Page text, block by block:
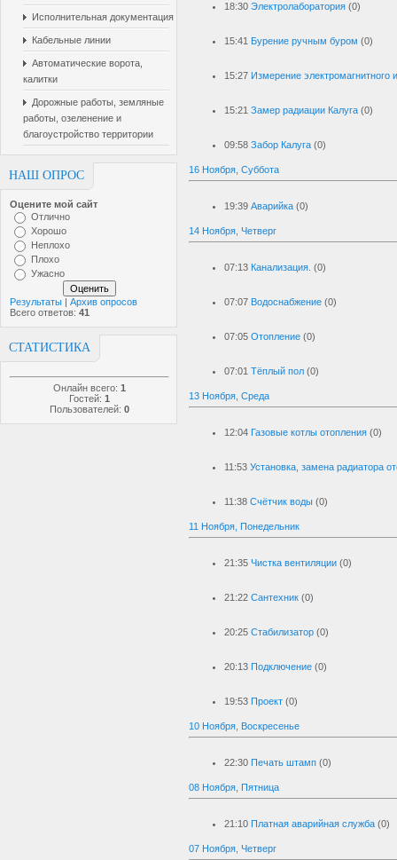
Исполнительная документация
Кабельные линии
Автоматические ворота,
калитки
Дорожные работы, земляные
работы, озеленение и
благоустройство территории
НАШ ОПРОС
Оцените мой сайт
Отлично
Хорошо
Неплохо
Плохо
Ужасно
Результаты | Архив опросов
Всего ответов: 41
СТАТИСТИКА
Онлайн всего: 1
Гостей: 1
Пользователей: 0
18:30 Электролаборатория (0)
15:41 Бурение ручным буром (0)
15:27 Измерение электромагнитного
15:21 Замер радиации Калуга (0)
09:58 Забор Калуга (0)
16 Ноября, Суббота
19:39 Аварийка (0)
14 Ноября, Четверг
07:13 Канализация. (0)
07:07 Водоснабжение (0)
07:05 Отопление (0)
07:01 Тёплый пол (0)
13 Ноября, Среда
12:04 Газовые котлы отопления (0)
11:53 Установка, замена радиатора
11:38 Счётчик воды (0)
11 Ноября, Понедельник
21:35 Чистка вентиляции (0)
21:22 Сантехник (0)
20:25 Стабилизатор (0)
20:13 Подключение (0)
19:53 Проект (0)
10 Ноября, Воскресенье
22:30 Печать штамп (0)
08 Ноября, Пятница
21:10 Платная аварийная служба (0)
07 Ноября, Четверг